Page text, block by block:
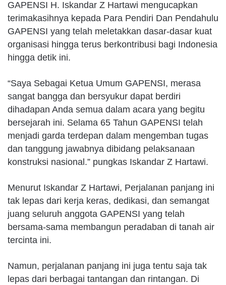
GAPENSI H. Iskandar Z Hartawi mengucapkan
terimakasihnya kepada Para Pendiri Dan Pendahulu
GAPENSI yang telah meletakkan dasar-dasar kuat
organisasi hingga terus berkontribusi bagi Indonesia
hingga detik ini.
“Saya Sebagai Ketua Umum GAPENSI, merasa
sangat bangga dan bersyukur dapat berdiri
dihadapan Anda semua dalam acara yang begitu
bersejarah ini. Selama 65 Tahun GAPENSI telah
menjadi garda terdepan dalam mengemban tugas
dan tanggung jawabnya dibidang pelaksanaan
konstruksi nasional.” pungkas Iskandar Z Hartawi.
Menurut Iskandar Z Hartawi, Perjalanan panjang ini
tak lepas dari kerja keras, dedikasi, dan semangat
juang seluruh anggota GAPENSI yang telah
bersama-sama membangun peradaban di tanah air
tercinta ini.
Namun, perjalanan panjang ini juga tentu saja tak
lepas dari berbagai tantangan dan rintangan. Di